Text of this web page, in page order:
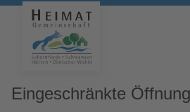
Eingeschränkte